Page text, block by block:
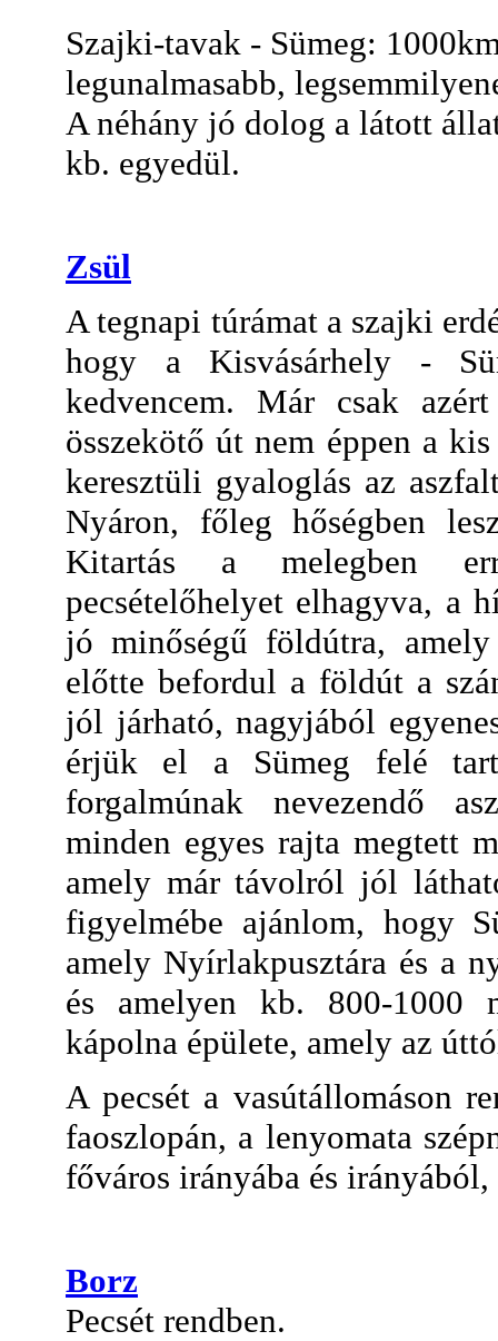
Szajki-tavak - Sümeg:
legunalmasabb,
A néhány jó dolog a látott
kb. egyedül.
Zsül
A tegnapi túrámat a szajki
hogy a Kisvásárhely -
kedvencem. Már csak
összekötő út nem éppen a
keresztüli gyaloglás az
Nyáron, főleg hőségben
Kitartás a melegben
pecsételőhelyet elhagyva, a
jó minőségű földútra,
előtte befordul a földút a
jól járható, nagyjából
érjük el a Sümeg felé
forgalmúnak nevezendő
minden egyes rajta megtett
amely már távolról jól
figyelmébe ajánlom, hogy
amely Nyírlakpusztára és a
és amelyen kb. 800-1000
kápolna épülete, amely az
A pecsét a vasútállomáson
faoszlopán, a lenyomata
főváros irányába és
Borz
Pecsét rendben.